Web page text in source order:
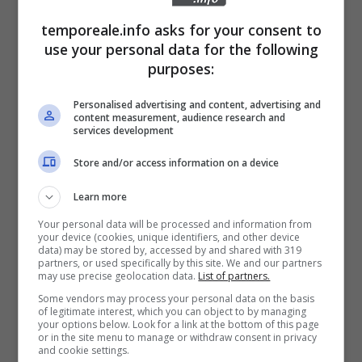
a proseguire nella “Coalizione per la città”,
hanno l’intento condiviso di dare aria nuova e
nuove prospettive alla città e al suo sviluppo –
dice Mancini. E Prosegue: “l’intento è di
rafforzare Gaeta non solo come città a se
stante, ma come parte di un Territorio che
offra possibilita di organizzare, dare
prospettive, ottenere benefici di crescita ed
economie di scala. Un territorio ed una città
che hanno a cuore lo sviluppo dei vari aspetti,
dai turismi all’economia del mare, ma
soprattutto che abbia lo stile della
partecipazione della cittadinanza alle scelte
temporeale.info asks for your consent to
use your personal data for the following
purposes:
Personalised advertising and content, advertising and
content measurement, audience research and
services development
Store and/or access information on a device
Learn more
Your personal data will be processed and information from
your device (cookies, unique identifiers, and other device
data) may be stored by, accessed by and shared with 319
partners, or used specifically by this site. We and our partners
may use precise geolocation data. List of partners.
Some vendors may process your personal data on the basis
of legitimate interest, which you can object to by managing
your options below. Look for a link at the bottom of this page
or in the site menu to manage or withdraw consent in privacy
and cookie settings.